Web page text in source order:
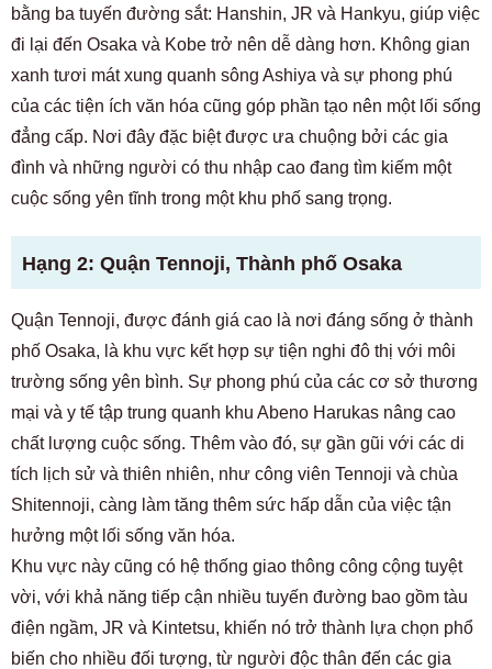
bằng ba tuyến đường sắt: Hanshin, JR và Hankyu, giúp việc
đi lại đến Osaka và Kobe trở nên dễ dàng hơn. Không gian
xanh tươi mát xung quanh sông Ashiya và sự phong phú
của các tiện ích văn hóa cũng góp phần tạo nên một lối sống
đẳng cấp. Nơi đây đặc biệt được ưa chuộng bởi các gia
đình và những người có thu nhập cao đang tìm kiếm một
cuộc sống yên tĩnh trong một khu phố sang trọng.
Hạng 2: Quận Tennoji, Thành phố Osaka
Quận Tennoji, được đánh giá cao là nơi đáng sống ở thành
phố Osaka, là khu vực kết hợp sự tiện nghi đô thị với môi
trường sống yên bình. Sự phong phú của các cơ sở thương
mại và y tế tập trung quanh khu Abeno Harukas nâng cao
chất lượng cuộc sống. Thêm vào đó, sự gần gũi với các di
tích lịch sử và thiên nhiên, như công viên Tennoji và chùa
Shitennoji, càng làm tăng thêm sức hấp dẫn của việc tận
hưởng một lối sống văn hóa.
Khu vực này cũng có hệ thống giao thông công cộng tuyệt
vời, với khả năng tiếp cận nhiều tuyến đường bao gồm tàu ​​
điện ngầm, JR và Kintetsu, khiến nó trở thành lựa chọn phổ
biến cho nhiều đối tượng, từ người độc thân đến các gia